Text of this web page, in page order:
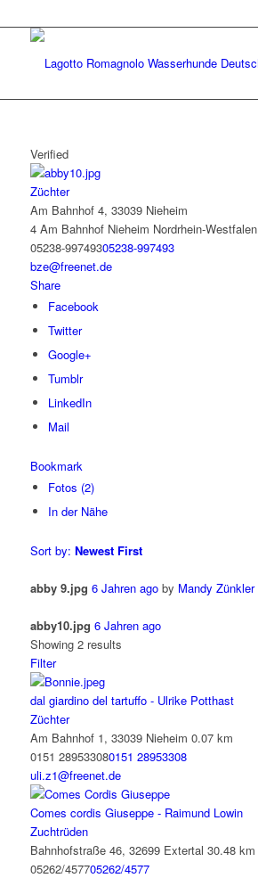
Verified
Züchter
Am Bahnhof 4, 33039 Nieheim
4 Am Bahnhof Nieheim Nordrhein-Westfalen
05238-99749305238-997493
bze@freenet.de
Share
Facebook
Twitter
Google+
Tumblr
LinkedIn
Mail
Bookmark
Fotos (2)
In der Nähe
Sort by: Newest First
abby 9.jpg 6 Jahren agoby Mandy Zünkler
abby10.jpg 6 Jahren ago
Showing 2 results
Filter
dal giardino del tartuffo - Ulrike Potthast
Züchter
Am Bahnhof 1, 33039 Nieheim 0.07 km
0151 289533080151 28953308
uli.z1@freenet.de
Comes cordis Giuseppe - Raimund Lowin
Zuchtrüden
Bahnhofstraße 46, 32699 Extertal 30.48 km
05262/457705262/4577